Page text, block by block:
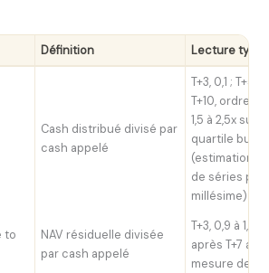
Définition Lecture
Cash distribué divisé par
cash appelé
T+3, 0,1 ; T+5,
T+10, ordre
1,5 à 2,5x sur
quartile
(estimation
de séries
millésime)
to
NAV résiduelle divisée
par cash appelé
T+3, 0,9 à 1,2
après T+7 au
mesure des